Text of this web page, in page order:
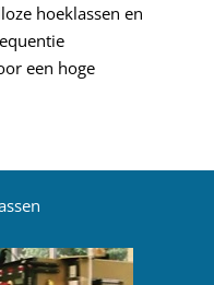
hoeklassen en
een hoge